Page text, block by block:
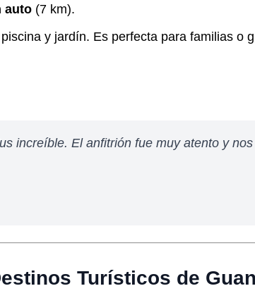
auto (7 km).
y jardín. Es perfecta para familias o
increíble. El anfitrión fue muy atento y
Turísticos de